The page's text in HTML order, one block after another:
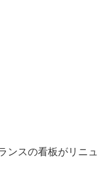
ンスの看板がリニュ